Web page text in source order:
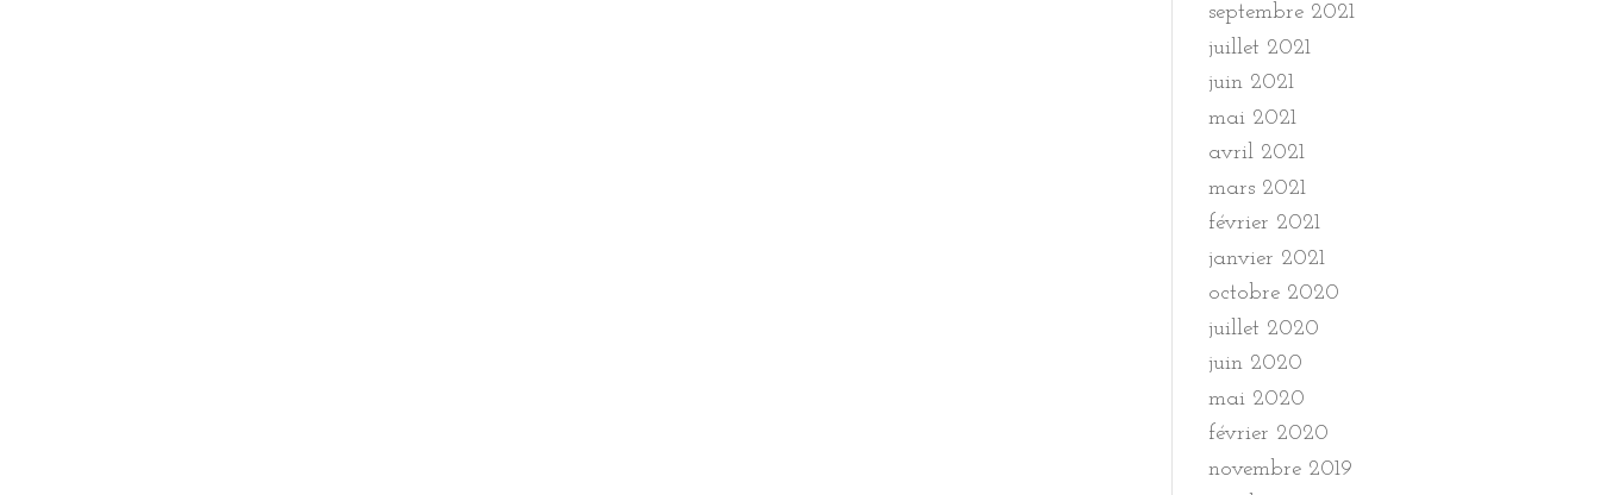
septembre 2021
juillet 2021
juin 2021
mai 2021
avril 2021
mars 2021
février 2021
janvier 2021
octobre 2020
juillet 2020
juin 2020
mai 2020
février 2020
novembre 2019